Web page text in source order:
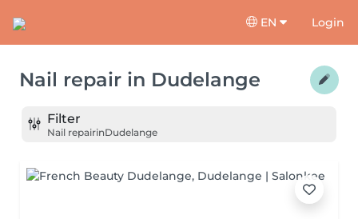
EN Login
Nail repair in Dudelange
Filter
Nail repairinDudelange